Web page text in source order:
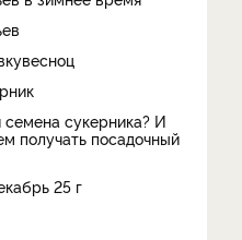
семена сукерника? И
получать посадочный
25 г